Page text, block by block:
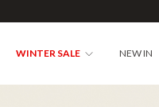
WINTER SALE NEW IN